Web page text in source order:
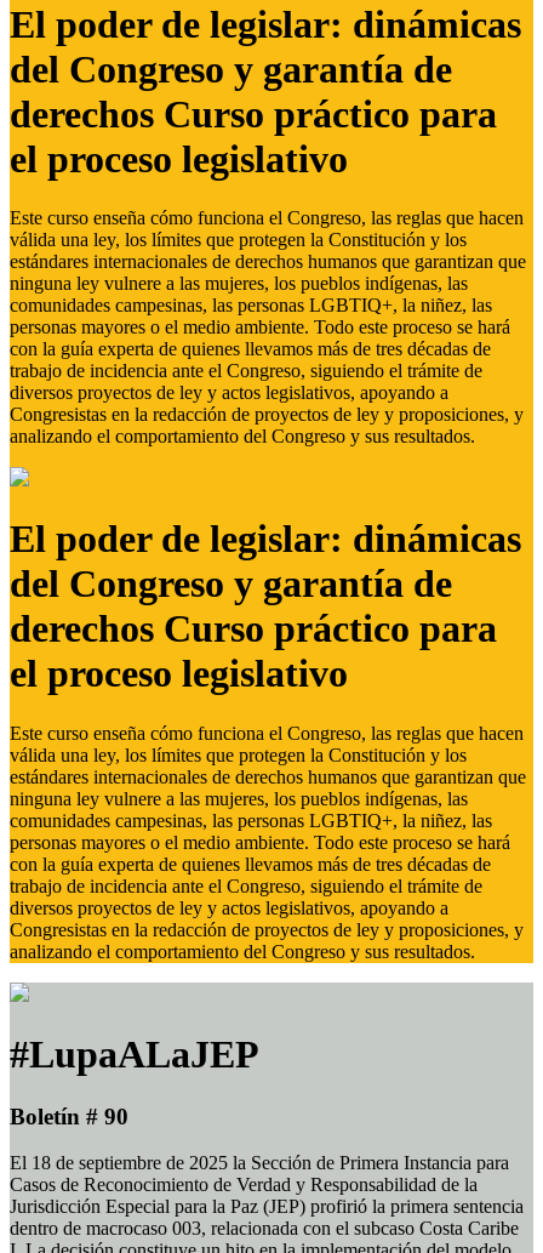
El poder de legislar: dinámicas
del Congreso y garantía de
derechos Curso práctico para
el proceso legislativo
Este curso enseña cómo funciona el Congreso, las reglas que hacen
válida una ley, los límites que protegen la Constitución y los
estándares internacionales de derechos humanos que garantizan que
ninguna ley vulnere a las mujeres, los pueblos indígenas, las
comunidades campesinas, las personas LGBTIQ+, la niñez, las
personas mayores o el medio ambiente. Todo este proceso se hará
con la guía experta de quienes llevamos más de tres décadas de
trabajo de incidencia ante el Congreso, siguiendo el trámite de
diversos proyectos de ley y actos legislativos, apoyando a
Congresistas en la redacción de proyectos de ley y proposiciones, y
analizando el comportamiento del Congreso y sus resultados.
El poder de legislar: dinámicas
del Congreso y garantía de
derechos Curso práctico para
el proceso legislativo
Este curso enseña cómo funciona el Congreso, las reglas que hacen
válida una ley, los límites que protegen la Constitución y los
estándares internacionales de derechos humanos que garantizan que
ninguna ley vulnere a las mujeres, los pueblos indígenas, las
comunidades campesinas, las personas LGBTIQ+, la niñez, las
personas mayores o el medio ambiente. Todo este proceso se hará
con la guía experta de quienes llevamos más de tres décadas de
trabajo de incidencia ante el Congreso, siguiendo el trámite de
diversos proyectos de ley y actos legislativos, apoyando a
Congresistas en la redacción de proyectos de ley y proposiciones, y
analizando el comportamiento del Congreso y sus resultados.
#LupaALaJEP
Boletín # 90
El 18 de septiembre de 2025 la Sección de Primera Instancia para
Casos de Reconocimiento de Verdad y Responsabilidad de la
Jurisdicción Especial para la Paz (JEP) profirió la primera sentencia
dentro de macrocaso 003, relacionada con el subcaso Costa Caribe